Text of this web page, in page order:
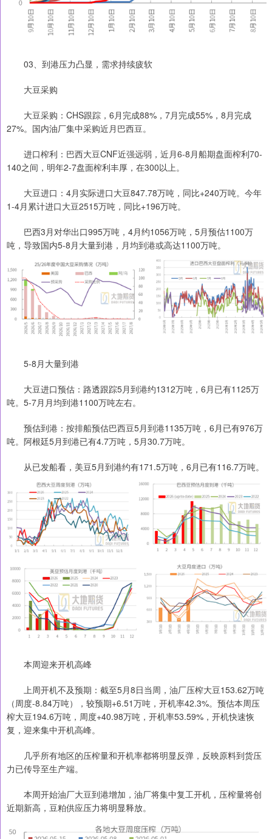
03、到港压力凸显，需求持续疲软
大豆采购
大豆采购：CHS跟踪，6月完成88%，7月完成55%，8月完成
27%。国内油厂集中采购近月巴西豆。
进口榨利：巴西大豆CNF近强远弱，近月6-8月船期盘面榨利70-
140之间，明年2-7盘面榨利丰厚，在300以上。
大豆进口：4月实际进口大豆847.78万吨，同比+240万吨。今年
1-4月累计进口大豆2515万吨，同比+196万吨。
巴西3月对华出口995万吨，4月约1056万吨，5月预估1100万
吨，导致国内5-8月大量到港，月均到港或高达1100万吨。
5-8月大量到港
大豆进口预估：路透跟踪5月到港约1312万吨，6月已有1125万
吨。5-7月月均到港1100万吨左右。
预估到港：按排船预估巴西豆5月到港1135万吨，6月已有976万
吨。阿根廷5月到港已有4.7万吨，5月30.7万吨。
从已发船看，美豆5月到港约有171.5万吨，6月已有116.7万吨。
本周迎来开机高峰
上周开机不及预期：截至5月8日当周，油厂压榨大豆153.62万吨
（周度-8.84万吨），较预期+6.51万吨，开机率42.3%。预估本周压
榨大豆194.6万吨，周度+40.98万吨，开机率53.59%，开机快速恢
复，迎来集中开机高峰。
几乎所有地区的压榨量和开机率都将明显反弹，反映原料到货压
力已传导至生产端。
本周开始油厂大豆到港增加，油厂将集中复工开机，压榨量将创
近期新高，豆粕供应压力将明显释放。